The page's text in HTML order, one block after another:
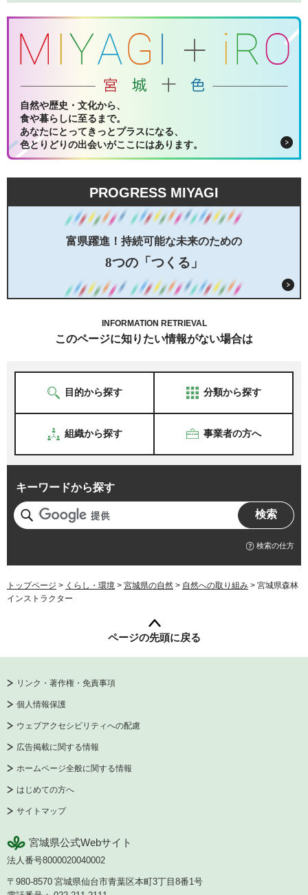
自然や歴史・文化から、
食や暮らしに至るまで。
あなたにとってきっとプラスになる、
色とりどりの出会いがここにはあります。
PROGRESS MIYAGI
富県躍進！持続可能な未来のための
8つの「つくる」
INFORMATION RETRIEVAL
このページに知りたい情報がない場合は
目的から探す 分類から探す
組織から探す 事業者の方へ
キーワードから探す
検索の仕方
トップページ > くらし・環境 > 宮城県の自然 > 自然への取り組み > 宮城県森林
インストラクター
ページの先頭に戻る
リンク・著作権・免責事項
個人情報保護
ウェブアクセシビリティへの配慮
広告掲載に関する情報
ホームページ全般に関する情報
はじめての方へ
サイトマップ
宮城県公式Webサイト
法人番号8000020040002
〒980-8570 宮城県仙台市青葉区本町3丁目8番1号